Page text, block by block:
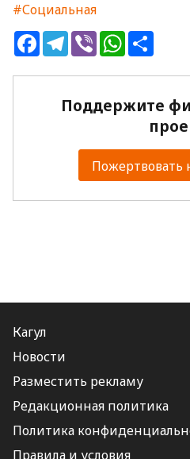
#Социальная
FacebookTelegram
ViberWhatsApp
Поддержите
Пожертвовать
Кагул
Новости
Разместить рекламу
Редакционная политика
Политика
Правила и условия